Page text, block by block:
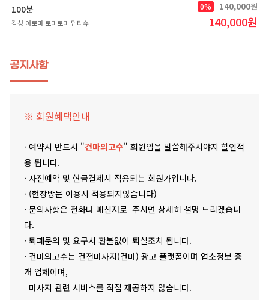
100분
감성 아로마 로미로미 딥티슈
140,000원
0%
140,000원
공지사항
※ 회원혜택안내
· 예약시 반드시 "건마의고수" 회원임을 말씀해주셔야지 할인적
용 됩니다.
· 사전예약 및 현금결제시 적용되는 회원가입니다.
· (현장방문 이용시 적용되지않습니다)
· 문의사항은 전화나 메신저로 주시면 상세히 설명 드리겠습니
다.
· 퇴폐문의 및 요구시 환불없이 퇴실조치 됩니다.
· 건마의고수는 건전마사지(건마) 광고 플랫폼이며 업소정보 중
개 업체이며,
마사지 관련 서비스를 직접 제공하지 않습니다.